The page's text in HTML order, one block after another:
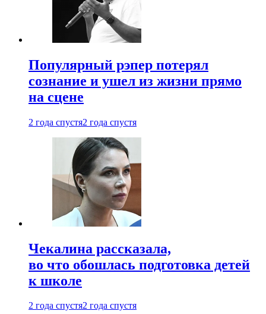
Популярный рэпер потерял
сознание и ушел из жизни прямо
на сцене
2 года спустя2 года спустя
Чекалина рассказала,
во что обошлась подготовка детей
к школе
2 года спустя2 года спустя